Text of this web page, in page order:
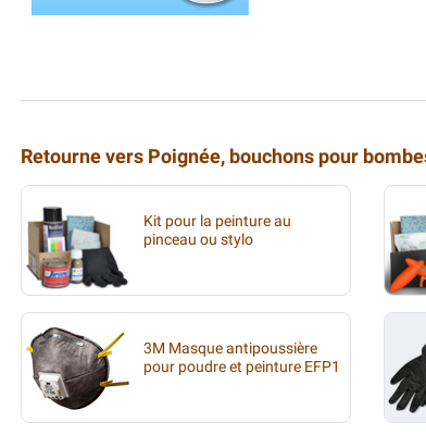
Retourne vers Poignée, bouchons pour
Kit pour la peinture au
pinceau ou stylo
3M Masque antipoussière
pour poudre et peinture EFP1